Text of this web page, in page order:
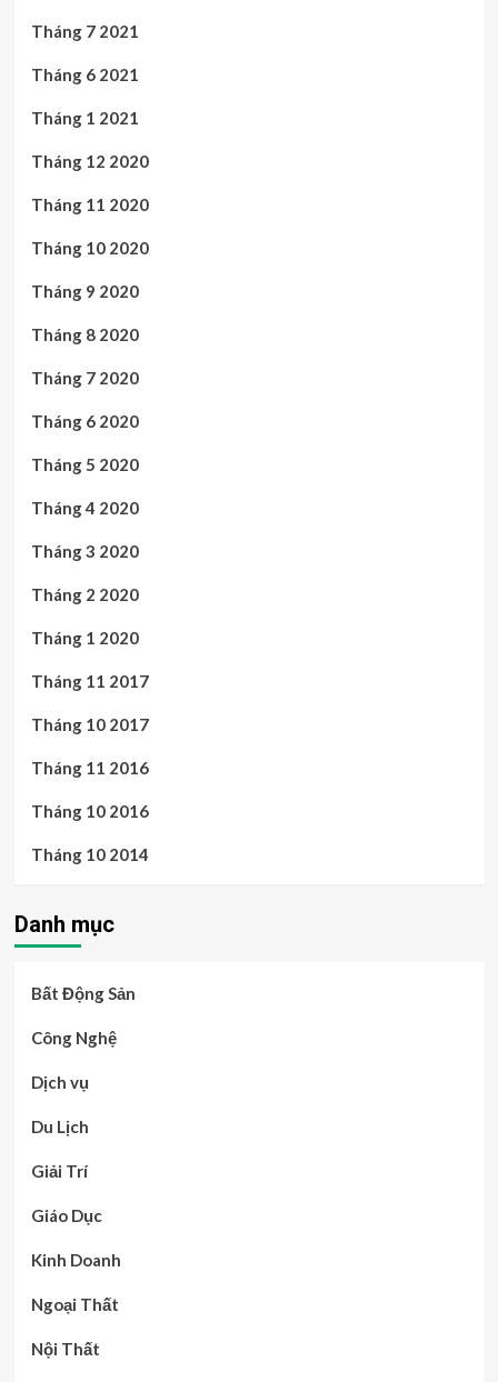
Tháng 7 2021
Tháng 6 2021
Tháng 1 2021
Tháng 12 2020
Tháng 11 2020
Tháng 10 2020
Tháng 9 2020
Tháng 8 2020
Tháng 7 2020
Tháng 6 2020
Tháng 5 2020
Tháng 4 2020
Tháng 3 2020
Tháng 2 2020
Tháng 1 2020
Tháng 11 2017
Tháng 10 2017
Tháng 11 2016
Tháng 10 2016
Tháng 10 2014
Danh mục
Bất Động Sản
Công Nghệ
Dịch vụ
Du Lịch
Giải Trí
Giáo Dục
Kinh Doanh
Ngoại Thất
Nội Thất